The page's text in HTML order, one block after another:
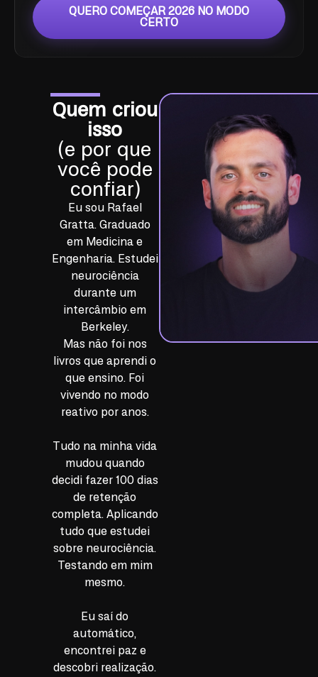
QUERO COMEÇAR 2026 NO MODO
CERTO
Quem criou
isso
(e por que
você pode
confiar)
Eu sou Rafael
Gratta. Graduado
em Medicina e
Engenharia. Estudei
neurociência
durante um
intercâmbio em
Berkeley.
Mas não foi nos
livros que aprendi o
que ensino. Foi
vivendo no modo
reativo por anos.
Tudo na minha vida
mudou quando
decidi fazer 100 dias
de retenção
completa. Aplicando
tudo que estudei
sobre neurociência.
Testando em mim
mesmo.
Eu saí do
automático,
encontrei paz e
descobri realização.